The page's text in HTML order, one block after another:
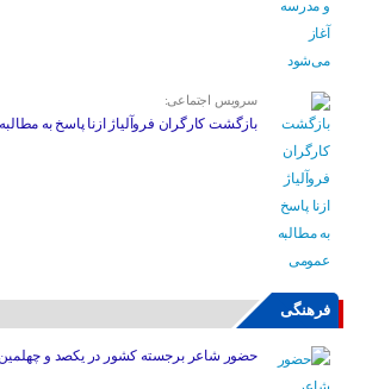
سرویس اجتماعی:
بازگشت کارگران فروآلیاژ ازنا پاسخ به
فرهنگی
حضور شاعر برجسته کشور در یکصد و چهلمین